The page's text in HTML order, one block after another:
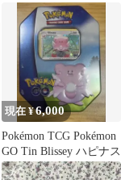
イラストコレクション
【英語版】
現在 ¥6,000
Pokémon TCG Pokémon
GO Tin Blissey ハピナス